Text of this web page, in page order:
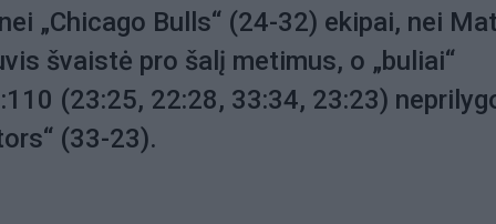
„Chicago Bulls“ (24-32) ekipai, nei
švaistė pro šalį metimus, o „buliai“
(23:25, 22:28, 33:34, 23:23)
(33-23).